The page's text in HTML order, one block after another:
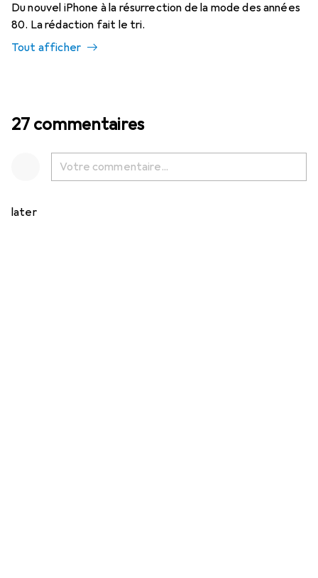
Du nouvel iPhone à la résurrection de la mode des années
80. La rédaction fait le tri.
Tout afficher
27 commentaires
later